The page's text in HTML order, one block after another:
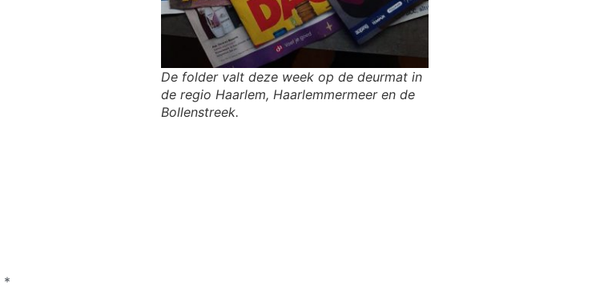
De folder valt deze week op de deurmat in
de regio Haarlem, Haarlemmermeer en de
Bollenstreek.
*